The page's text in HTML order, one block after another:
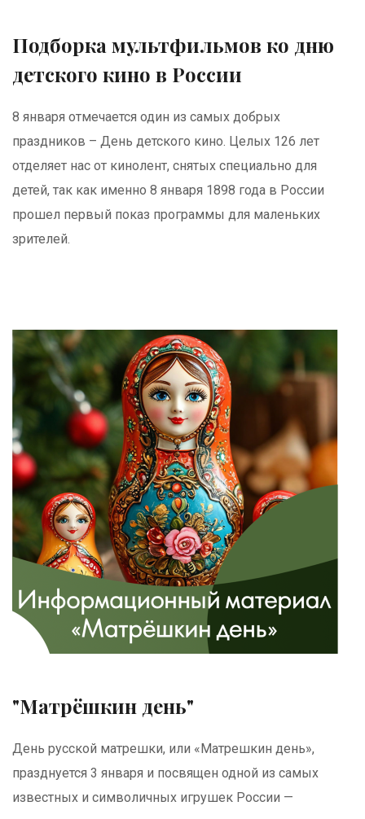
Подборка мультфильмов ко дню
детского кино в России
8 января отмечается один из самых добрых
праздников – День детского кино. Целых 126 лет
отделяет нас от кинолент, снятых специально для
детей, так как именно 8 января 1898 года в России
прошел первый показ программы для маленьких
зрителей.
"Матрёшкин день"
День русской матрешки, или «Матрешкин день»,
празднуется 3 января и посвящен одной из самых
известных и символичных игрушек России —